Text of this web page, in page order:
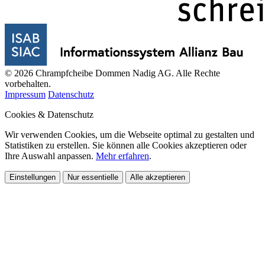
© 2026 Chrampfcheibe Dommen Nadig AG. Alle Rechte
vorbehalten.
Impressum Datenschutz
Cookies & Datenschutz
Wir verwenden Cookies, um die Webseite optimal zu gestalten und
Statistiken zu erstellen. Sie können alle Cookies akzeptieren oder
Ihre Auswahl anpassen. Mehr erfahren.
Einstellungen Nur essentielle Alle akzeptieren